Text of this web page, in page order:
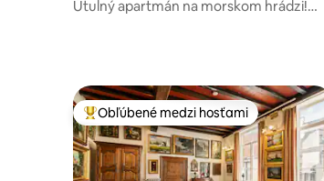
Útulný apartmán na morskom hrádzi!
Najobľúbenejšie medzi hosťami
Obľúbené medzi hosťami